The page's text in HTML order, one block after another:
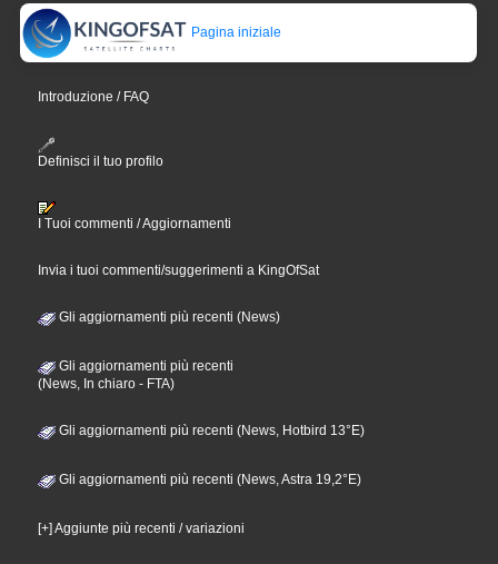
Pagina iniziale
Introduzione / FAQ
Definisci il tuo profilo
I Tuoi commenti / Aggiornamenti
Invia i tuoi commenti/suggerimenti a KingOfSat
Gli aggiornamenti più recenti (News)
Gli aggiornamenti più recenti
(News, In chiaro - FTA)
Gli aggiornamenti più recenti (News, Hotbird 13°E)
Gli aggiornamenti più recenti (News, Astra 19,2°E)
[+] Aggiunte più recenti / variazioni